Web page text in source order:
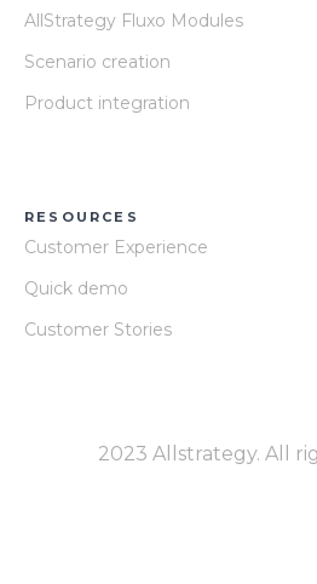
AllStrategy Fluxo Modules
Scenario creation
Product integration
RESOURCES
Customer Experience
Quick demo
Customer Stories
2023 Allstrategy. All